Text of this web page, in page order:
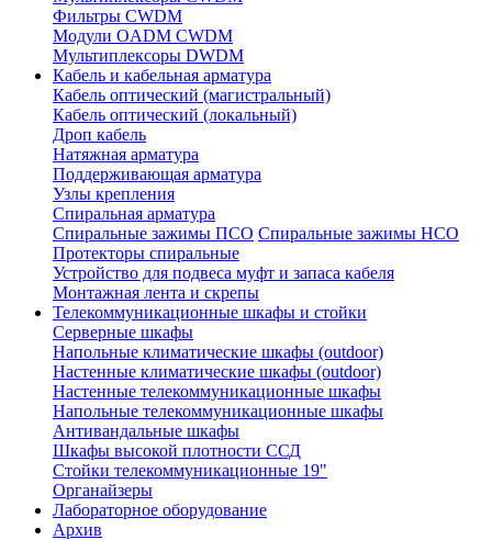
Фильтры CWDM
Модули OADM CWDM
Мультиплексоры DWDM
Кабель и кабельная арматура
Кабель оптический (магистральный)
Кабель оптический (локальный)
Дроп кабель
Натяжная арматура
Поддерживающая арматура
Узлы крепления
Спиральная арматура
Спиральные зажимы ПСО Спиральные зажимы НСО
Протекторы спиральные
Устройство для подвеса муфт и запаса кабеля
Монтажная лента и скрепы
Телекоммуникационные шкафы и стойки
Серверные шкафы
Напольные климатические шкафы (outdoor)
Настенные климатические шкафы (outdoor)
Настенные телекоммуникационные шкафы
Напольные телекоммуникационные шкафы
Антивандальные шкафы
Шкафы высокой плотности ССД
Стойки телекоммуникационные 19"
Органайзеры
Лабораторное оборудование
Архив